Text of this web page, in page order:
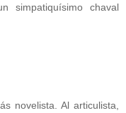
simpatiquísimo chaval
novelista. Al articulista,